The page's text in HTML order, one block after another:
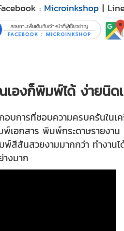
: Microinkshop|
องก็พิมพ์ได้ ง่ายนิด
บการที่ชอบความครบครันในเค
พ์เอกสาร พิมพ์กระดาษรายง
นสวยงามมากกว่า ทำงานไ
งมาก